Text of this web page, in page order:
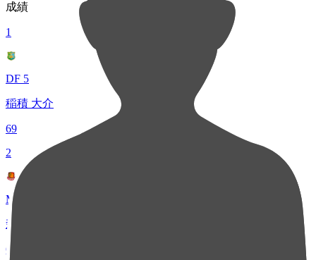
成績
1
DF 5
稲積 大介
69
2
MF 10
森 晃太
63